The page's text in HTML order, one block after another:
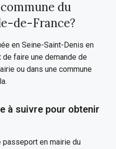
du
de-France?
en Seine-Saint-Denis en
faire une demande de
ou dans une commune
à suivre pour obtenir
passeport en mairie du